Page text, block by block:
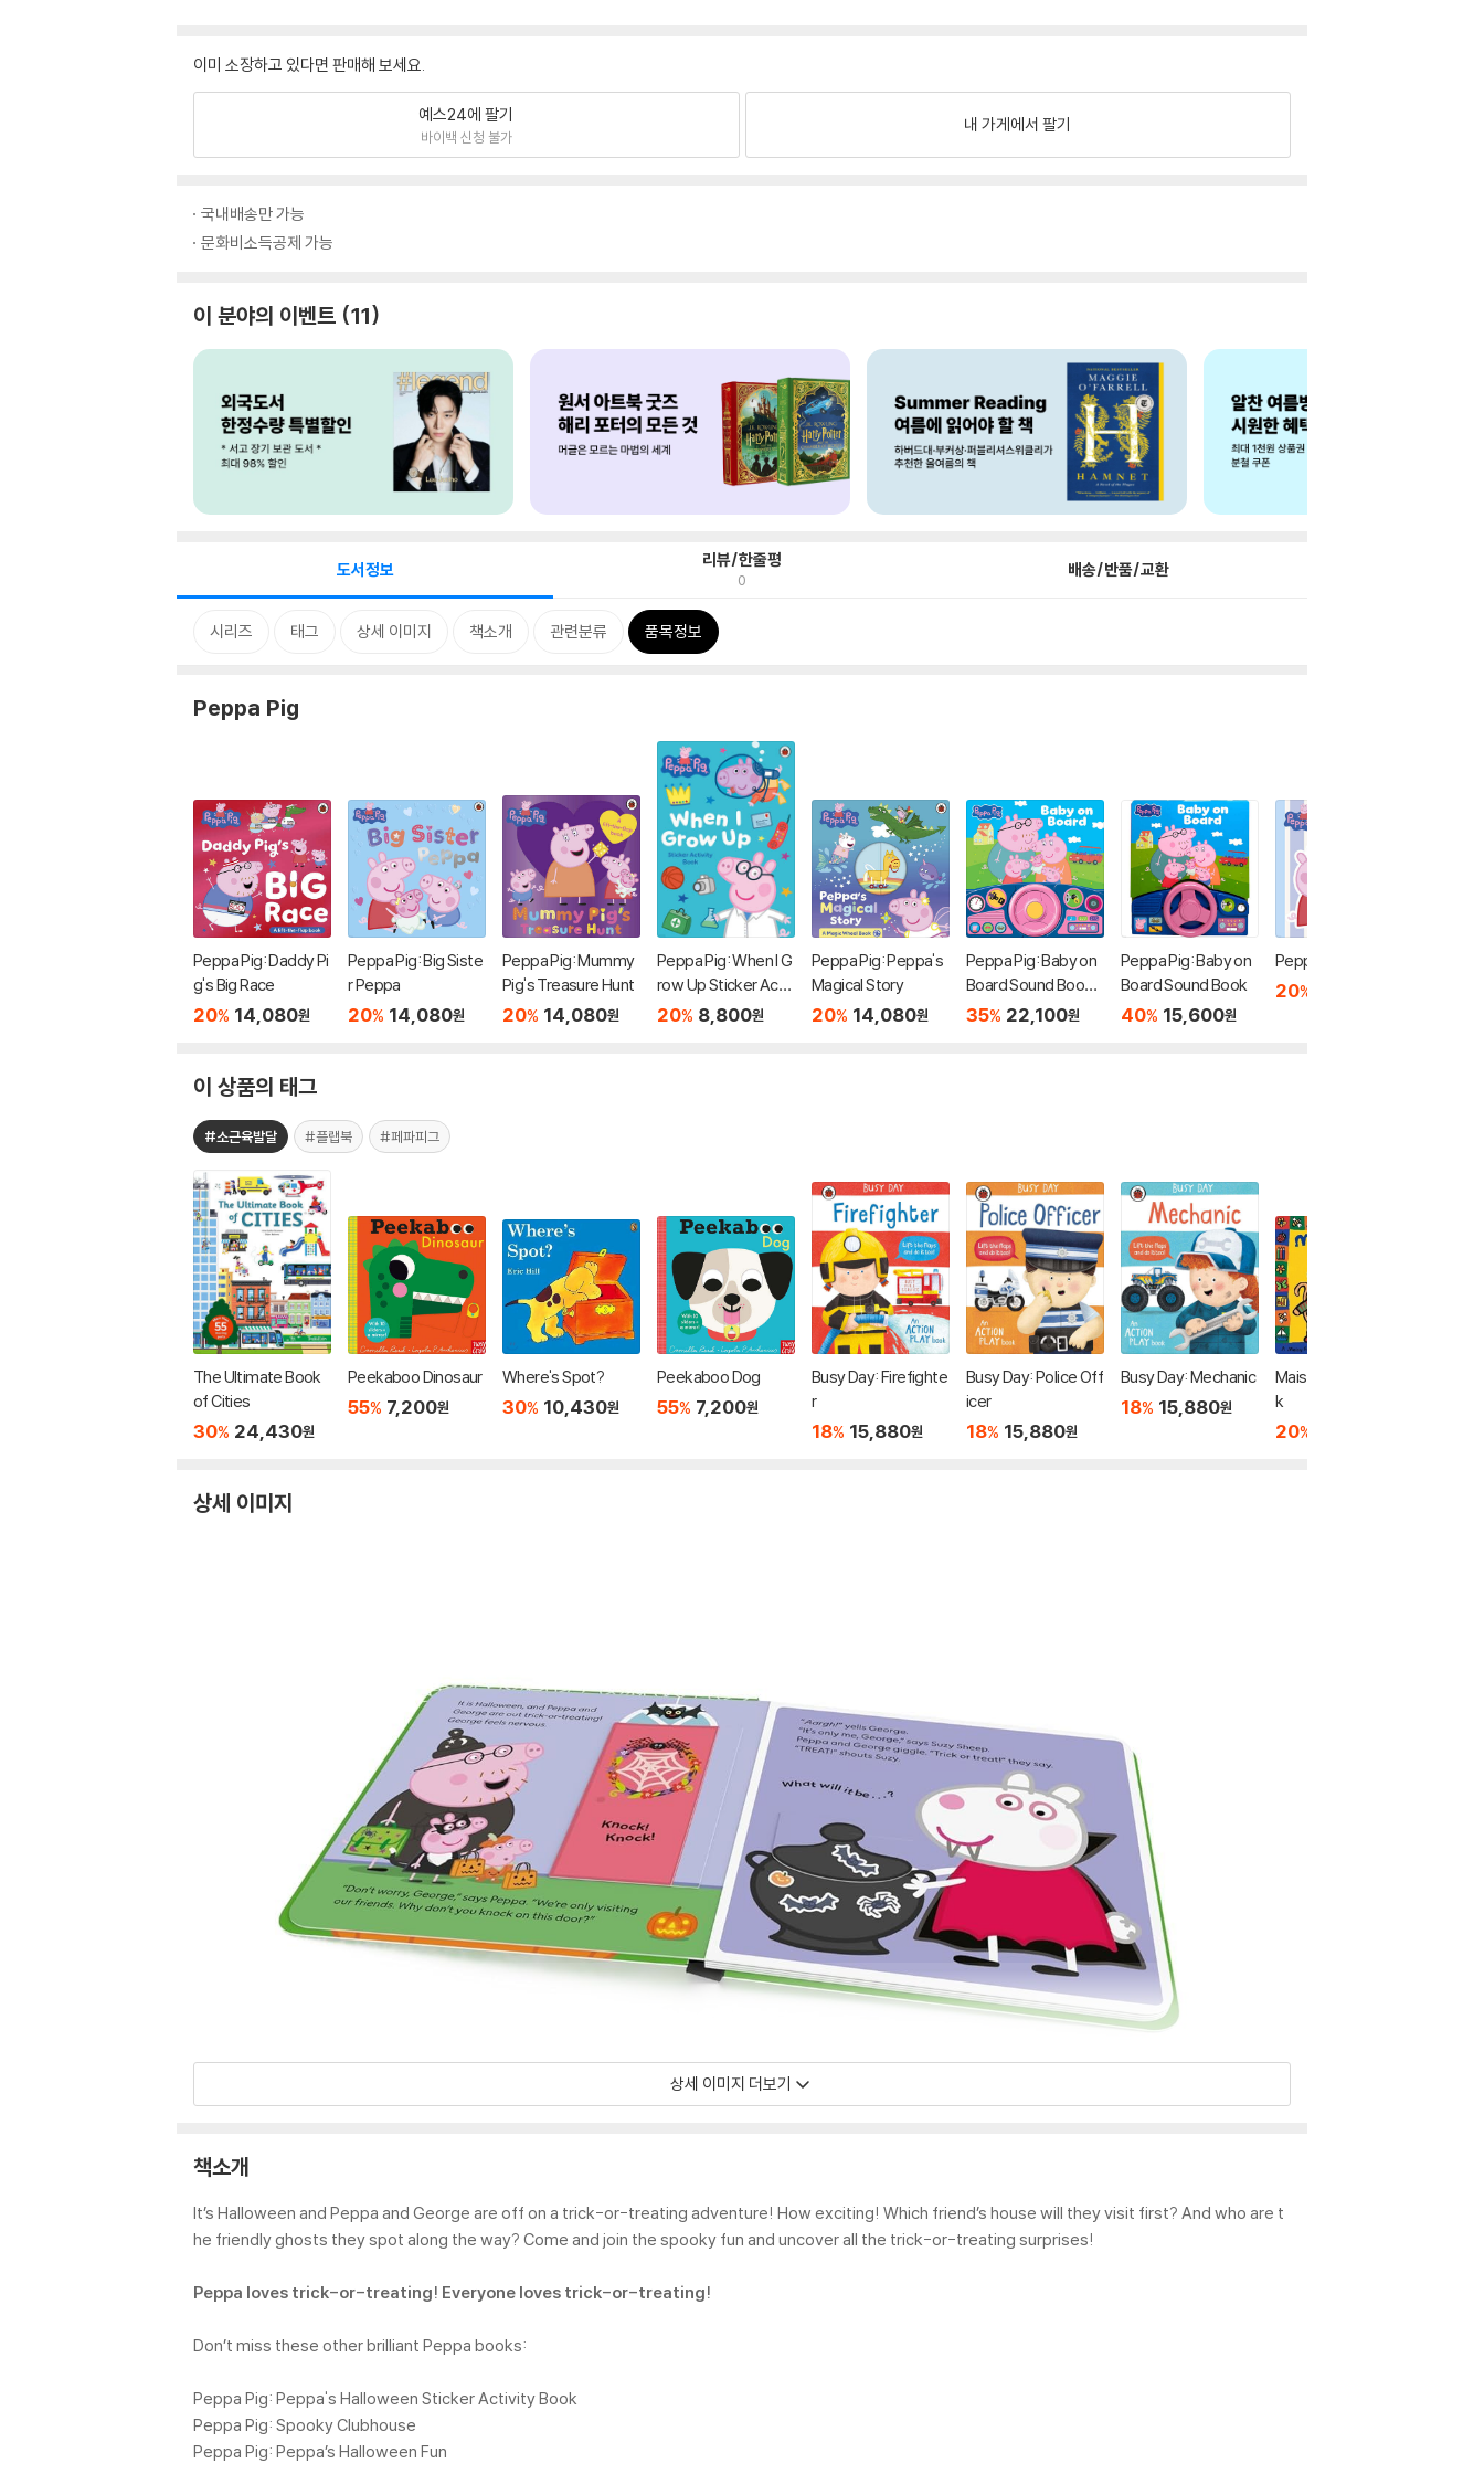
이미 소장하고 있다면 판매해 보세요.
예스24에 팔기
바이백 신청 불가
내 가게에서 팔기
국내배송만 가능
문화비소득공제 가능
이 분야의 이벤트 11
도서정보 리뷰/한줄평
0 배송/반품/교환
시리즈 태그 상세 이미지 책소개 관련분류 품목정보
Peppa Pig
Peppa Pig: Daddy Pi
g's Big Race
20% 14,080원
Peppa Pig: Big Siste
r Peppa
20% 14,080원
Peppa Pig: Mummy
Pig's Treasure Hunt
20% 14,080원
Peppa Pig: When I G
row Up Sticker Activ
ity Book
20% 8,800원
Peppa Pig: Peppa's
Magical Story
20% 14,080원
Peppa Pig: Baby on
Board Sound Book
[With Battery]
35% 22,100원
Peppa Pig: Baby on
Board Sound Book
40% 15,600원
Peppa Pig: Evie
20%
이 상품의 태그
#소근육발달 #플랩북 #페파피그
The Ultimate Book
of Cities
30% 24,430원
Peekaboo Dinosaur
55% 7,200원
Where's Spot?
30% 10,430원
Peekaboo Dog
55% 7,200원
Busy Day: Firefighte
r
18% 15,880원
Busy Day: Police Off
icer
18% 15,880원
Busy Day: Mechanic
18% 15,880원
Maisy's Big Flap Boo
k
20%
상세 이미지
상세 이미지 더보기
책소개
It’s Halloween and Peppa and George are off on a trick-or-treating adventure! How exciting! Which friend’s house will they visit first? And who are t
he friendly ghosts they spot along the way? Come and join the spooky fun and uncover all the trick-or-treating surprises!
Peppa loves trick-or-treating! Everyone loves trick-or-treating!
Don’t miss these other brilliant Peppa books:
Peppa Pig: Peppa's Halloween Sticker Activity Book
Peppa Pig: Spooky Clubhouse
Peppa Pig: Peppa’s Halloween Fun